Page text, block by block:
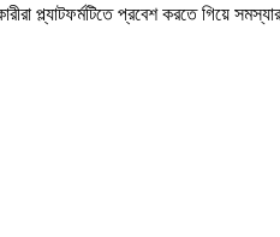
প্ল্যাটফর্মটিতে প্রবেশ করতে গিয়ে